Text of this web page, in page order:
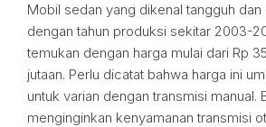
Mobil sedan yang dikenal tangguh dan
dengan tahun produksi sekitar 2003-
temukan dengan harga mulai dari Rp
jutaan. Perlu dicatat bahwa harga ini
untuk varian dengan transmisi manual.
menginginkan kenyamanan transmisi